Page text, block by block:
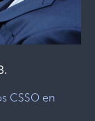
CSSO en